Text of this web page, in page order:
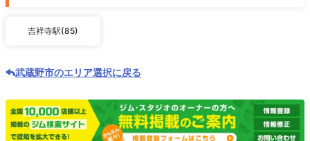
吉祥寺駅(85)
武蔵野市のエリア選択に戻る